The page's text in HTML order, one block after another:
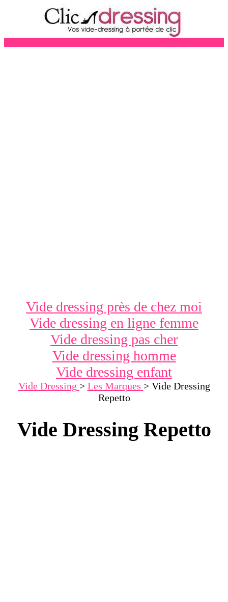
Vide dressing près de chez moi
Vide dressing en ligne femme
Vide dressing pas cher
Vide dressing homme
Vide dressing enfant
Vide Dressing > Les Marques > Vide Dressing
Repetto
Vide Dressing Repetto